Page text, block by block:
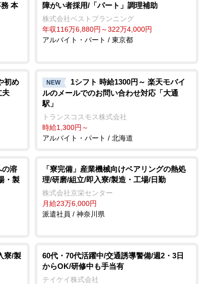
本 障がい者採用/「パート」調理補助
株式会社ベストプランニング
年収116万6,880円～322万4,000円
アルバイト・パート / 東京都
初め
夫
NEW
1シフト 時給1300円～ 楽天モバイ
ルのメールでのお問い合わせ対応「大通
駅」
トランスコスモス株式会社
時給1,300円～
アルバイト・パート / 北海道
の溶
・製
「寮完備」産業機械向けベアリングの熱処
理/研磨/組立/即入寮/製造・工場/日勤
株式会社京栄センター
月給23万6,000円
派遣社員 / 神奈川県
寮/製
60代・70代活躍中/交通誘導警備/週2・3日
からOK/研修中も手当有
テイケイ株式会社